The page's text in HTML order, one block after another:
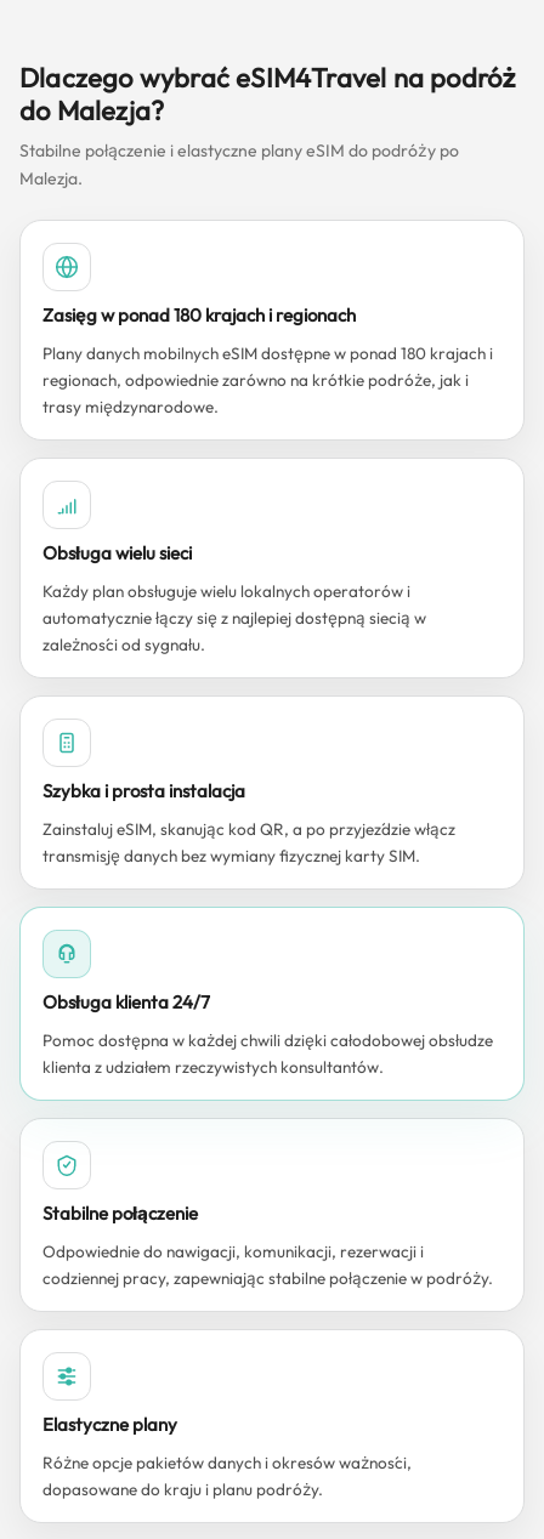
Dlaczego wybrać eSIM4Travel na podróż
do Malezja?
Stabilne połączenie i elastyczne plany eSIM do podróży po
Malezja.
Zasięg w ponad 180 krajach i regionach
Plany danych mobilnych eSIM dostępne w ponad 180 krajach i
regionach, odpowiednie zarówno na krótkie podróże, jak i
trasy międzynarodowe.
Obsługa wielu sieci
Każdy plan obsługuje wielu lokalnych operatorów i
automatycznie łączy się z najlepiej dostępną siecią w
zależności od sygnału.
Szybka i prosta instalacja
Zainstaluj eSIM, skanując kod QR, a po przyjeździe włącz
transmisję danych bez wymiany fizycznej karty SIM.
Obsługa klienta 24/7
Pomoc dostępna w każdej chwili dzięki całodobowej obsłudze
klienta z udziałem rzeczywistych konsultantów.
Stabilne połączenie
Odpowiednie do nawigacji, komunikacji, rezerwacji i
codziennej pracy, zapewniając stabilne połączenie w podróży.
Elastyczne plany
Różne opcje pakietów danych i okresów ważności,
dopasowane do kraju i planu podróży.